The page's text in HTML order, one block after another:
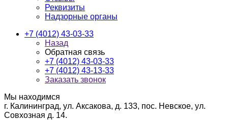
Реквизиты
Надзорные органы
+7 (4012) 43-03-33
Назад
Обратная связь
+7 (4012) 43-03-33
+7 (4012) 43-13-33
Заказать звонок
Мы находимся
г. Калининград, ул. Аксакова, д. 133, пос. Невское, ул.
Совхозная д. 14.